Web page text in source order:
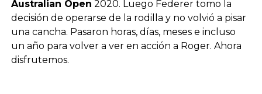
Australian Open 2020. Luego Federer tomo la
decisión de operarse de la rodilla y no volvió a pisar
una cancha. Pasaron horas, días, meses e incluso
un año para volver a ver en acción a Roger. Ahora
disfrutemos.